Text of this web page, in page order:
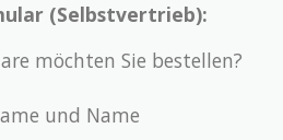
(Selbstvertrieb):
möchten Sie bestellen?
und Name